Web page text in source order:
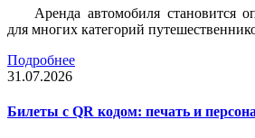
Аренда автомобиля становится
для многих категорий
Подробнее
31.07.2026
Билеты c QR кодом: печать и